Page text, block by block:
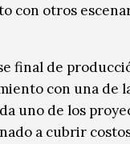
otros
final de
con una de
uno de los
a cubrir